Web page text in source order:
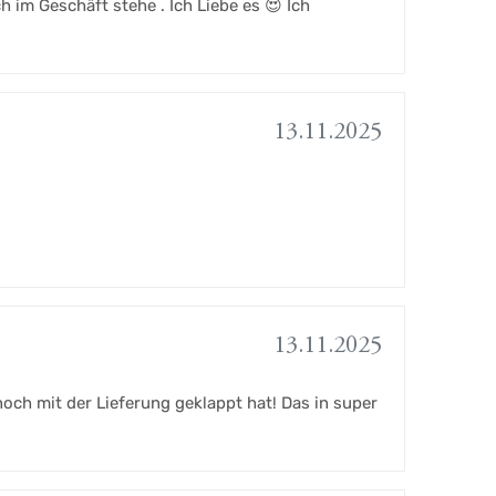
im Geschäft stehe . Ich Liebe es 😍 Ich
13.11.2025
13.11.2025
mit der Lieferung geklappt hat! Das in super